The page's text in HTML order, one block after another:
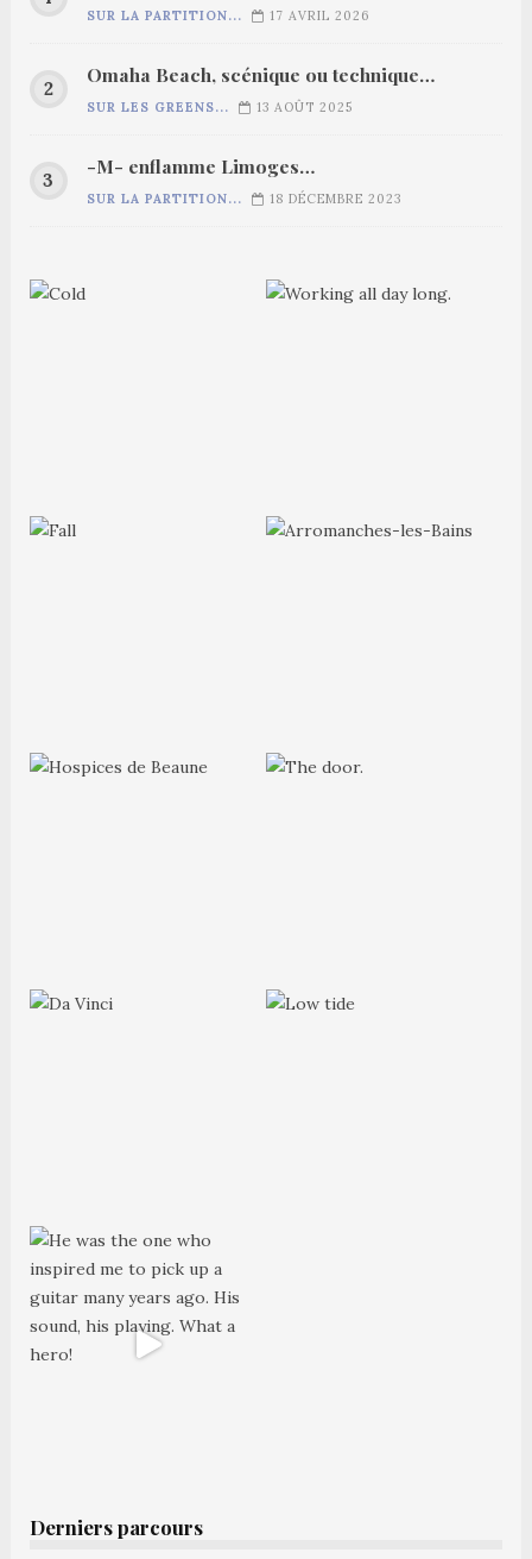
SUR LA PARTITION... 17 AVRIL 2026
Omaha Beach, scénique ou technique…
SUR LES GREENS... 13 AOÛT 2025
-M- enflamme Limoges…
SUR LA PARTITION... 18 DÉCEMBRE 2023
Derniers parcours